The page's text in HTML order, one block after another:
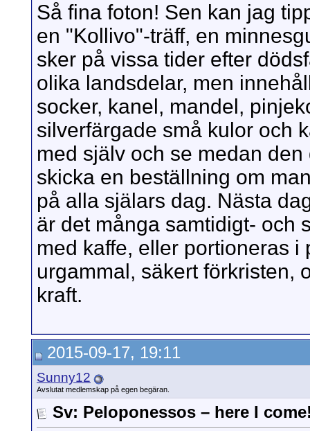
Så fina foton! Sen kan jag
en "Kollivo"-träff, en
sker på vissa tider efter
olika landsdelar, men
socker, kanel, mandel,
silverfärgade små kulor och
med själv och se medan
skicka en beställning om
på alla själars dag. Nästa
är det många samtidigt- och
med kaffe, eller portioneras
urgammal, säkert förkristen,
kraft.
2015-09-17, 19:11
Sunny12
Avslutat medlemskap på egen begäran.
Sv: Peloponessos – here I